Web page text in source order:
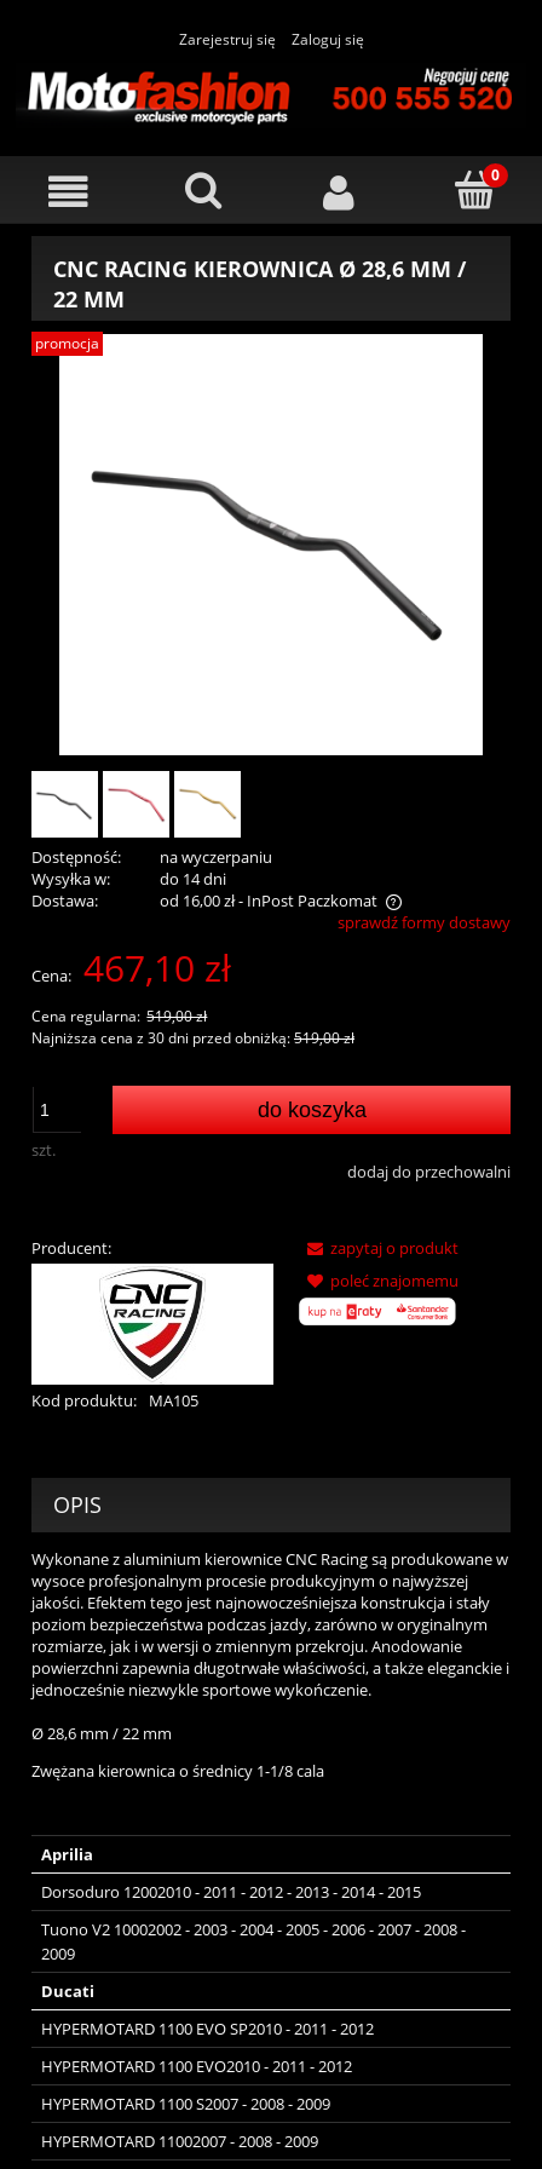
Zarejestruj się Zaloguj się
CNC RACING KIEROWNICA Ø 28,6 MM /
22 MM
promocja
Dostępność:
na wyczerpaniu
Wysyłka w:
do 14 dni
Dostawa:
od 16,00 zł- InPost Paczkomat
Cena nie zawiera ewentualnych kosztów płatnościsprawdź formy dostawy
Cena: 467,10 zł
Cena regularna: 519,00 zł
Najniższa cena z 30 dni przed obniżką:519,00 zł
szt.
do koszyka
dodaj do przechowalni
Producent:
Kod produktu: MA105
zapytaj o produkt
poleć znajomemu
OPIS
Wykonane z aluminium kierownice CNC Racing są produkowane w
wysoce profesjonalnym procesie produkcyjnym o najwyższej
jakości. Efektem tego jest najnowocześniejsza konstrukcja i stały
poziom bezpieczeństwa podczas jazdy, zarówno w oryginalnym
rozmiarze, jak i w wersji o zmiennym przekroju. Anodowanie
powierzchni zapewnia długotrwałe właściwości, a także eleganckie i
jednocześnie niezwykle sportowe wykończenie.
Ø 28,6 mm / 22 mm
Zwężana kierownica o średnicy 1-1/8 cala
Aprilia
Dorsoduro 12002010 - 2011 - 2012 - 2013 - 2014 - 2015
Tuono V2 10002002 - 2003 - 2004 - 2005 - 2006 - 2007 - 2008 -
2009
Ducati
HYPERMOTARD 1100 EVO SP2010 - 2011 - 2012
HYPERMOTARD 1100 EVO2010 - 2011 - 2012
HYPERMOTARD 1100 S2007 - 2008 - 2009
HYPERMOTARD 11002007 - 2008 - 2009